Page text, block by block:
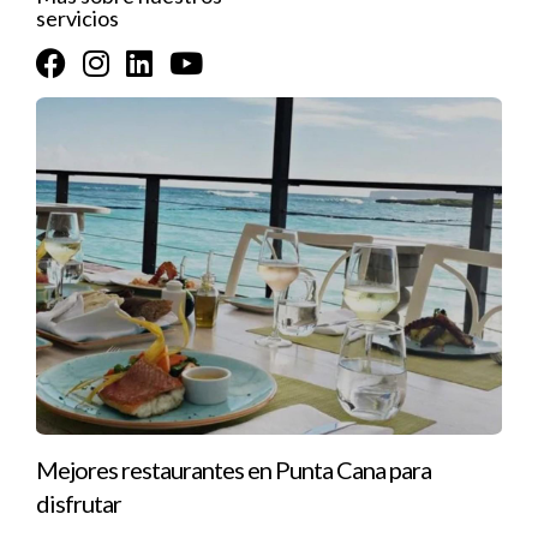
documentos requeridos, que incluyen
comprobantes de ingresos,
identificaciones y, si ya tienes una
propiedad en mente, la documentación de
Evaluación de la solicitud: Banreservas
evaluará tus documentos, ingresos y
capacidad de pago. En esta etapa, es
posible que soliciten información
adicional o una garantía.
Aprobación y firma del contrato: Una
vez aprobado el crédito, procederás a
firmar el contrato de préstamo y los
documentos relacionados con la
hipoteca. A partir de aquí, recibirás el
desembolso del préstamo para completar
servicios
Mejores restaurantes en Punta Cana para
disfrutar